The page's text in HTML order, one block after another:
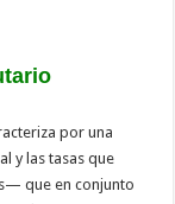
por una
y las tasas que
que en conjunto